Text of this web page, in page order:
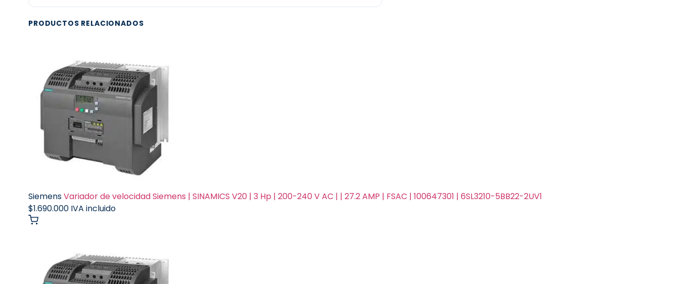
PRODUCTOS RELACIONADOS
SiemensVariador de velocidad Siemens | SINAMICS V20 | 3 Hp | 200-240 V AC | | 27.2 AMP | FSAC | 100647301 | 6SL3210-5BB22-2UV1
$1.690.000 IVA incluido